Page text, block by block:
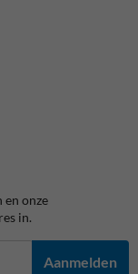
en onze
in.
Aanmelden